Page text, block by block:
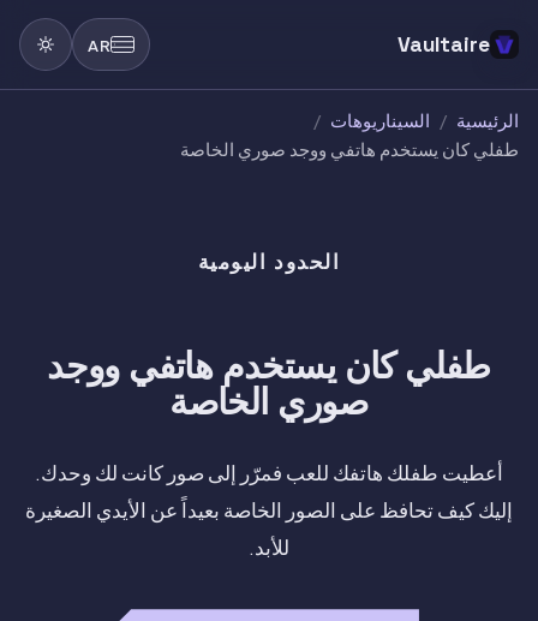
Vaultaire
AR
الرئيسية / السيناريوهات /
طفلي كان يستخدم هاتفي ووجد صوري الخاصة
الحدود اليومية
طفلي كان يستخدم هاتفي ووجد
صوري الخاصة
أعطيت طفلك هاتفك للعب فمرّر إلى صور كانت لك وحدك.
إليك كيف تحافظ على الصور الخاصة بعيداً عن الأيدي الصغيرة
للأبد.